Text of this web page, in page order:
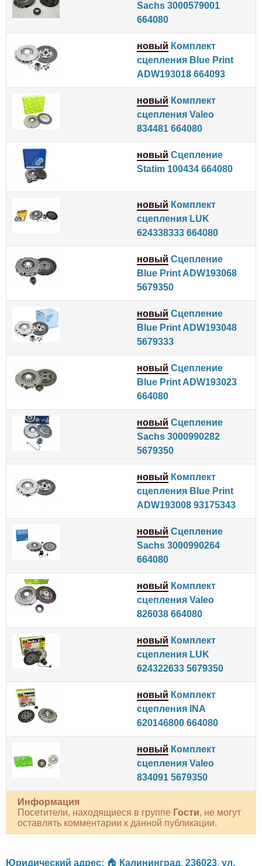
Sachs 3000579001
664080
новый Комплект
сцепления Blue Print
ADW193018 664093
новый Комплект
сцепления Valeo
834481 664080
новый Сцепление
Statim 100434 664080
новый Комплект
сцепления LUK
624338333 664080
новый Сцепление
Blue Print ADW193068
5679350
новый Сцепление
Blue Print ADW193048
5679333
новый Сцепление
Blue Print ADW193023
664080
новый Сцепление
Sachs 3000990282
5679350
новый Комплект
сцепления Blue Print
ADW193008 93175343
новый Сцепление
Sachs 3000990264
664080
новый Комплект
сцепления Valeo
826038 664080
новый Комплект
сцепления LUK
624322633 5679350
новый Комплект
сцепления INA
620146800 664080
новый Комплект
сцепления Valeo
834091 5679350
Информация
Посетители, находящиеся в группе Гости, не могут
оставлять комментарии к данной публикации.
Юридический адрес: 🏠 Калининград, 236023, ул.